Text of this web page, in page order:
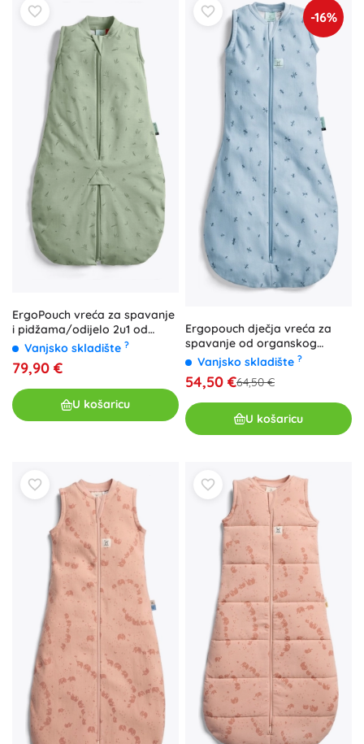
ErgoPouch vreća za spavanje
i pidžama/odijelo 2u1 od
organskog pamuka Sleep Suit
Willow 0,2 tog (3–12 mjeseci)
Vanjsko skladište ?
79,90 €
U košaricu
-16%
Ergopouch dječja vreća za
spavanje od organskog
pamuka Jersey 0,2 TOG (3–12
mjeseci, 6–10 kg) – Dragonflies
Vanjsko skladište ?
54,50 €64,50 €
U košaricu